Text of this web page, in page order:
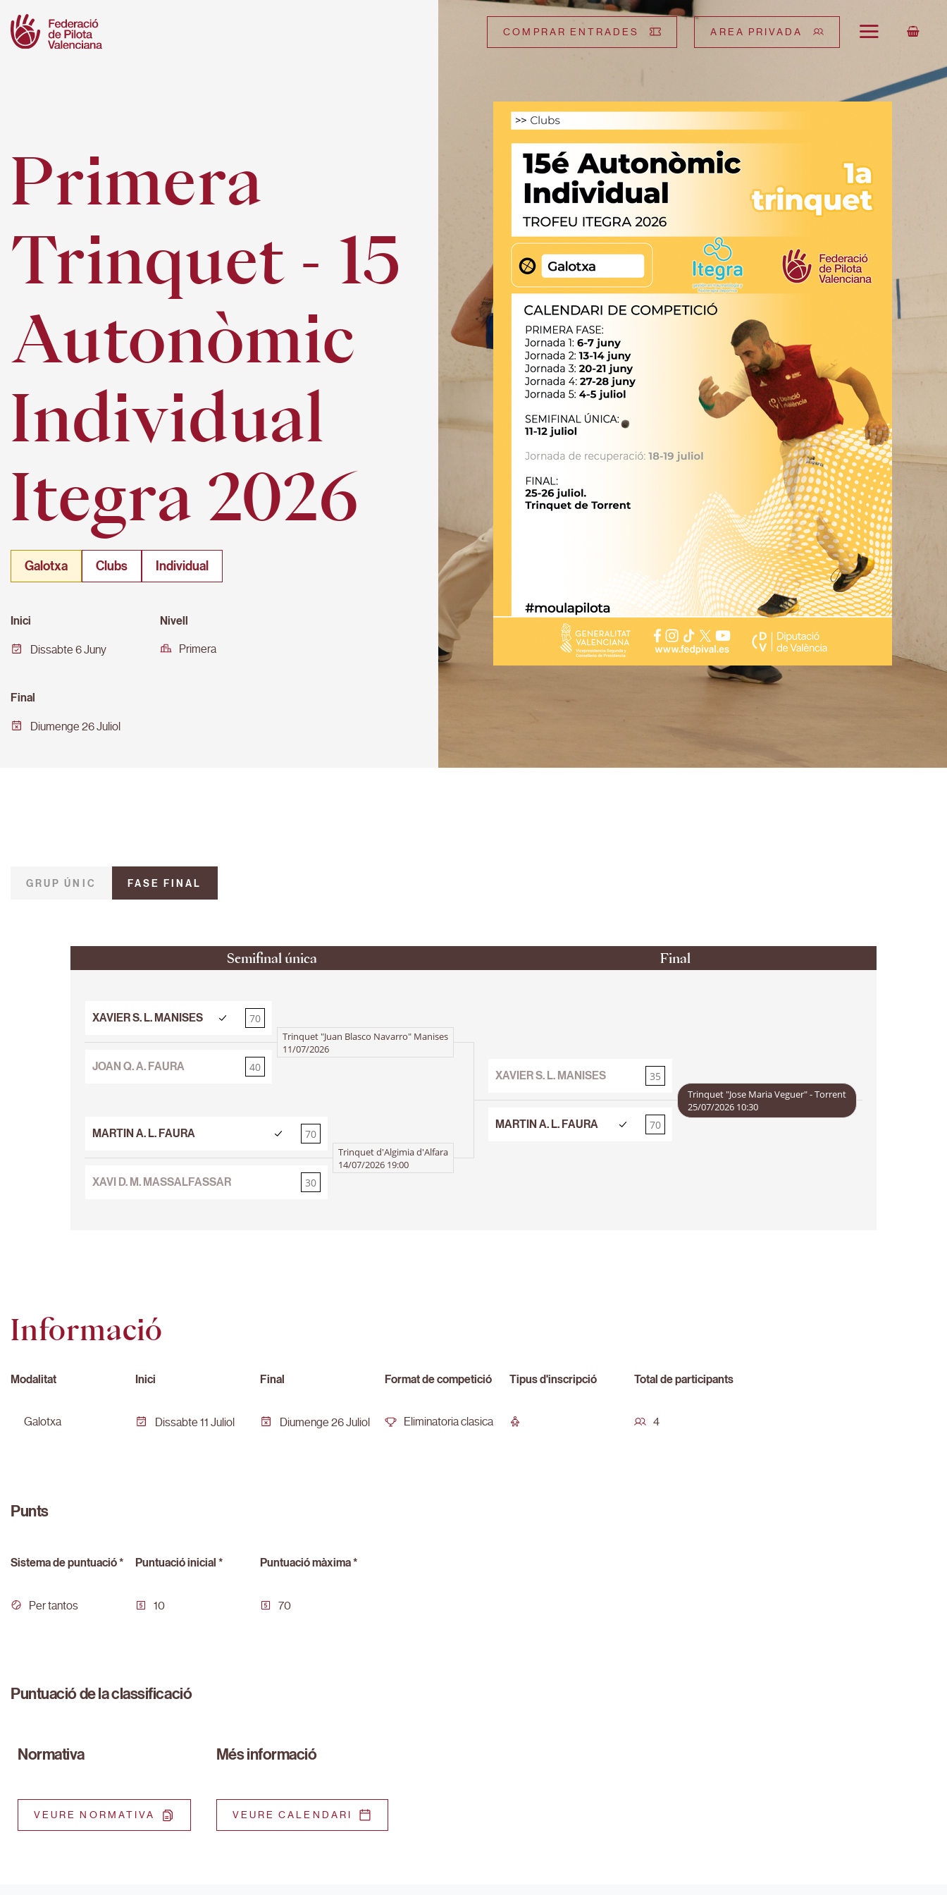
content
COMPRAR ENTRADES AREA PRIVADA
Primera
Trinquet - 15
Autonòmic
Individual
Itegra 2026
Galotxa Clubs Individual
Inici
Dissabte 6 Juny
Nivell
Primera
Final
Diumenge 26 Juliol
GRUP ÚNIC FASE FINAL
Semifinal única Final
XAVIER S. L. MANISES
70
40
JOAN Q. A. FAURA
40
70
Trinquet "Juan Blasco Navarro" Manises
11/07/2026
MARTIN A. L. FAURA
70
30
XAVI D. M. MASSALFASSAR
30
70
Trinquet d'Algimia d'Alfara
14/07/2026 19:00
XAVIER S. L. MANISES
35
70
MARTIN A. L. FAURA
70
35
Trinquet "Jose Maria Veguer" - Torrent
25/07/2026 10:30
Informació
Modalitat
galotxa
Inici
Dissabte 11 Juliol
Final
Diumenge 26 Juliol
Format de competició
Eliminatoria clasica
Tipus d'inscripció Total de participants
4
Punts
Sistema de puntuació *
Per tantos
Puntuació inicial *
10
Puntuació màxima *
70
Puntuació de la classificació
Normativa
VEURE NORMATIVA
Més informació
VEURE CALENDARI